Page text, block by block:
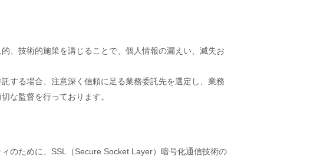
、技術的施策を講じることで、個人情報の漏えい、滅失お
する場合、注意深く信頼に足る業務委託先を選定し、業務
な監督を行っております。
のために、SSL（Secure Socket Layer）暗号化通信技術の